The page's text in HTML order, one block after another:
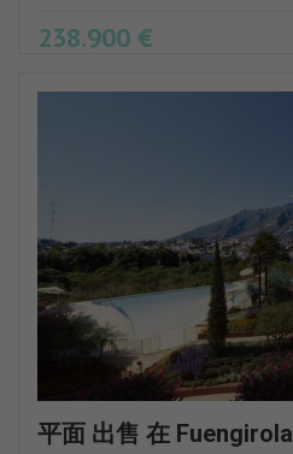
238.900 €
平面 出售 在 Fuengirola